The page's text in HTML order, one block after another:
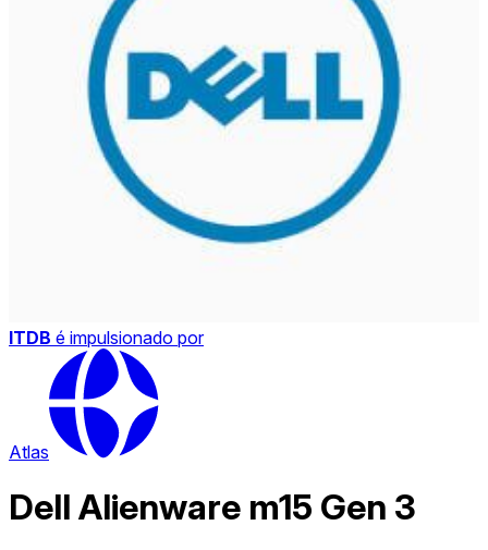
ITDB é impulsionado por
Atlas
Dell Alienware m15 Gen 3